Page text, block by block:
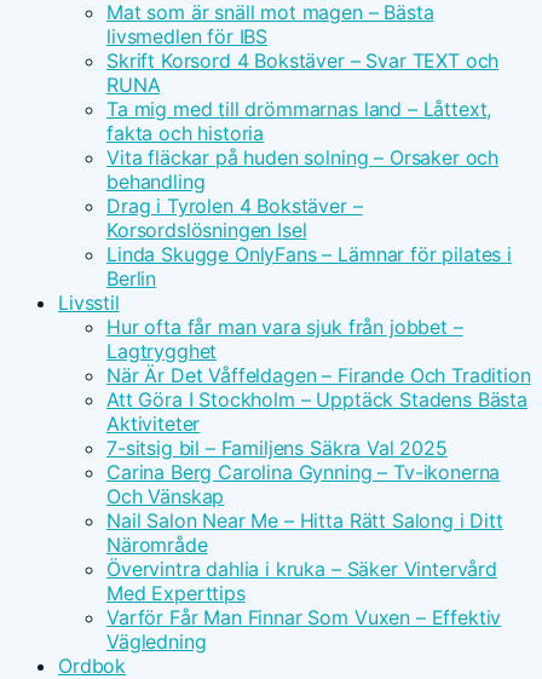
Mat som är snäll mot magen – Bästa
livsmedlen för IBS
Skrift Korsord 4 Bokstäver – Svar TEXT och
RUNA
Ta mig med till drömmarnas land – Låttext,
fakta och historia
Vita fläckar på huden solning – Orsaker och
behandling
Drag i Tyrolen 4 Bokstäver –
Korsordslösningen Isel
Linda Skugge OnlyFans – Lämnar för pilates i
Berlin
Livsstil
Hur ofta får man vara sjuk från jobbet –
Lagtrygghet
När Är Det Våffeldagen – Firande Och Tradition
Att Göra I Stockholm – Upptäck Stadens Bästa
Aktiviteter
7-sitsig bil – Familjens Säkra Val 2025
Carina Berg Carolina Gynning – Tv-ikonerna
Och Vänskap
Nail Salon Near Me – Hitta Rätt Salong i Ditt
Närområde
Övervintra dahlia i kruka – Säker Vintervård
Med Experttips
Varför Får Man Finnar Som Vuxen – Effektiv
Vägledning
Ordbok